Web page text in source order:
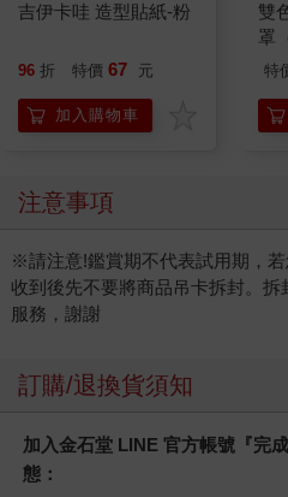
吉伊卡哇 造型貼紙-粉
96 折 特價 67 元
加入購物車
雙
罩
特
注意事項
※請注意!鑑賞期不代表試用期，
收到後先不要將商品吊卡拆封。
服務，謝謝
訂購/退換貨須知
加入金石堂 LINE 官方帳號『完
態：